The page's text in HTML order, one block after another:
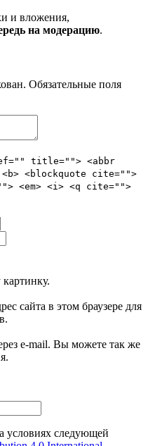
и вложения,
на модерацию.
Обязательные поля
title=""> <abbr
<blockquote cite="">
<em> <i> <q cite="">
сайта в этом браузере для
e-mail. Вы можете так же
условиях следующей